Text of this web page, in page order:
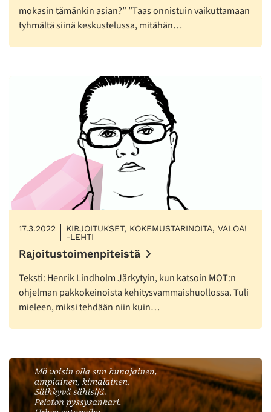
mokasin tämänkin asian?” ”Taas onnistuin vaikuttamaan
tyhmältä siinä keskustelussa, mitähän…
17.3.2022
KIRJOITUKSET, KOKEMUSTARINOITA, VALOA!
-LEHTI
Rajoitustoimenpiteistä
Teksti: Henrik Lindholm Järkytyin, kun katsoin MOT:n
ohjelman pakkokeinoista kehitysvammaishuollossa. Tuli
mieleen, miksi tehdään niin kuin…